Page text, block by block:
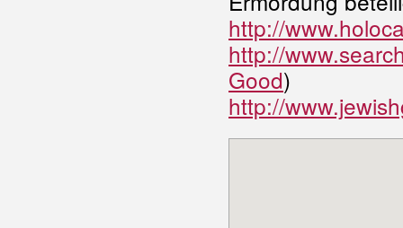
http://
http://
Good)
http://